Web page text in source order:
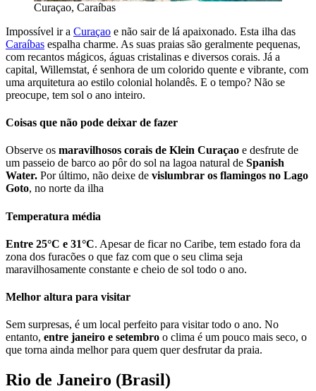
Curaçao, Caraíbas
Impossível ir a Curaçao e não sair de lá apaixonado. Esta ilha das
Caraíbas espalha charme. As suas praias são geralmente pequenas,
com recantos mágicos, águas cristalinas e diversos corais. Já a
capital, Willemstat, é senhora de um colorido quente e vibrante, com
uma arquitetura ao estilo colonial holandês. E o tempo? Não se
preocupe, tem sol o ano inteiro.
Coisas que não pode deixar de fazer
Observe os maravilhosos corais de Klein Curaçao e desfrute de
um passeio de barco ao pôr do sol na lagoa natural de Spanish
Water. Por último, não deixe de vislumbrar os flamingos no Lago
Goto, no norte da ilha
Temperatura média
Entre 25°C e 31°C. Apesar de ficar no Caribe, tem estado fora da
zona dos furacões o que faz com que o seu clima seja
maravilhosamente constante e cheio de sol todo o ano.
Melhor altura para visitar
Sem surpresas, é um local perfeito para visitar todo o ano. No
entanto, entre janeiro e setembro o clima é um pouco mais seco, o
que torna ainda melhor para quem quer desfrutar da praia.
Rio de Janeiro (Brasil)